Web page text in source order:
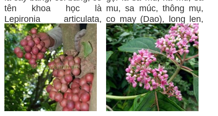
tên khoa học là
Lepironia articulata,
thuộc chi ...
mu, sa múc, thông mụ,
co may (Dao), long len,
thông Tàu. ...